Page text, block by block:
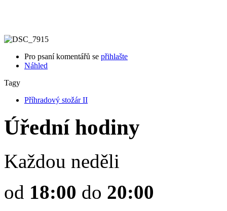
Pro psaní komentářů se přihlašte
Náhled
Tagy
Příhradový stožár II
Úřední hodiny
Každou neděli
od 18:00 do 20:00